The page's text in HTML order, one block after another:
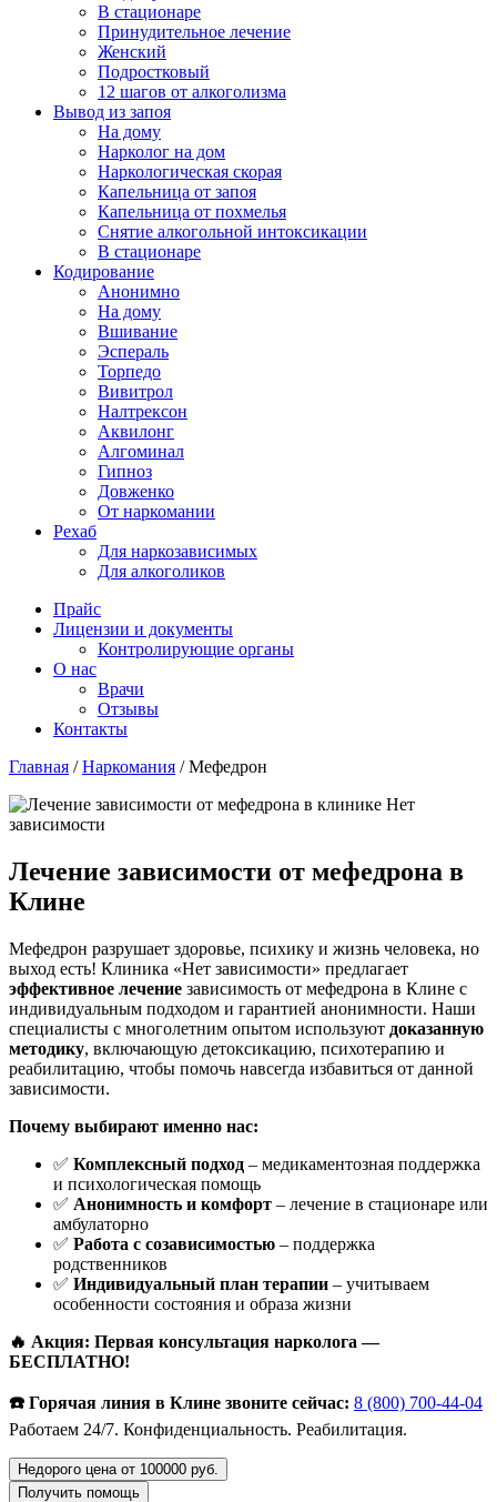
В стационаре
Принудительное лечение
Женский
Подростковый
12 шагов от алкоголизма
Вывод из запоя
На дому
Нарколог на дом
Наркологическая скорая
Капельница от запоя
Капельница от похмелья
Снятие алкогольной интоксикации
В стационаре
Кодирование
Анонимно
На дому
Вшивание
Эспераль
Торпедо
Вивитрол
Налтрексон
Аквилонг
Алгоминал
Гипноз
Довженко
От наркомании
Рехаб
Для наркозависимых
Для алкоголиков
Прайс
Лицензии и документы
Контролирующие органы
О нас
Врачи
Отзывы
Контакты
Главная /Наркомания /Мефедрон
Лечение зависимости от мефедрона в
Клине
Мефедрон разрушает здоровье, психику и жизнь человека, но
выход есть! Клиника «Нет зависимости» предлагает
эффективное лечение зависимость от мефедрона в Клине с
индивидуальным подходом и гарантией анонимности. Наши
специалисты с многолетним опытом используют доказанную
методику, включающую детоксикацию, психотерапию и
реабилитацию, чтобы помочь навсегда избавиться от данной
зависимости.
Почему выбирают именно нас:
✅ Комплексный подход – медикаментозная поддержка
и психологическая помощь
✅ Анонимность и комфорт – лечение в стационаре или
амбулаторно
✅ Работа с созависимостью – поддержка
родственников
✅ Индивидуальный план терапии – учитываем
особенности состояния и образа жизни
🔥 Акция: Первая консультация нарколога —
БЕСПЛАТНО!
☎️ Горячая линия в Клине звоните сейчас: 8 (800) 700-44-04
Работаем 24/7. Конфиденциальность. Реабилитация.
Недорого цена от 100000 руб.
Получить помощь